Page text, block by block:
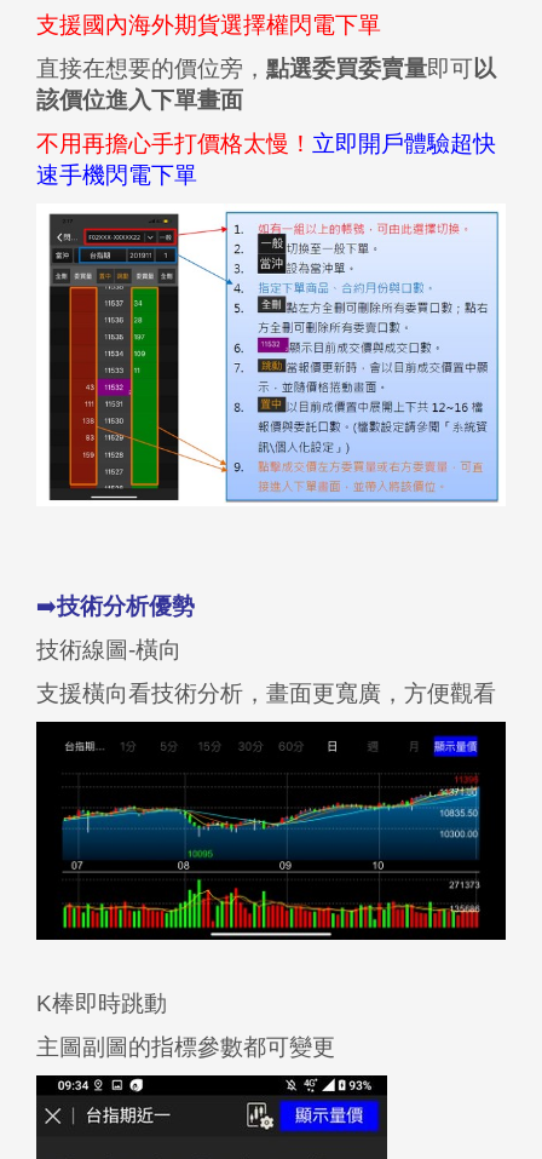
支援國內海外期貨選擇權閃電下單
直接在想要的價位旁， 點選委買委賣量即可以
該價位進入下單畫面
不用再擔心手打價格太慢！ 立即開戶體驗超快
速手機閃電下單
➡️技術分析優勢
技術線圖-橫向
支援橫向看技術分析，畫面更寬廣，方便觀看
K棒即時跳動
主圖副圖的指標參數都可變更